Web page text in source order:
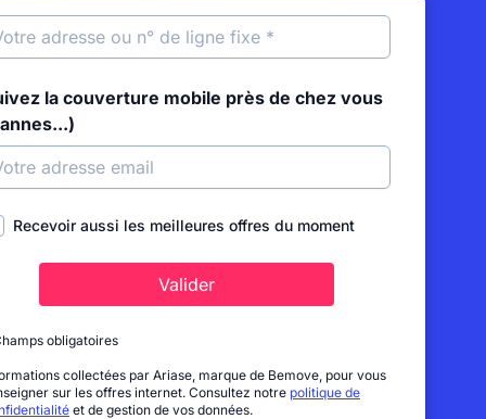
la couverture mobile près de chez vous
Recevoir aussi les meilleures offres du moment
Valider
obligatoires
collectées par Ariase, marque de Bemove, pour vous
sur les offres internet. Consultez notre politique de
et de gestion de vos données.